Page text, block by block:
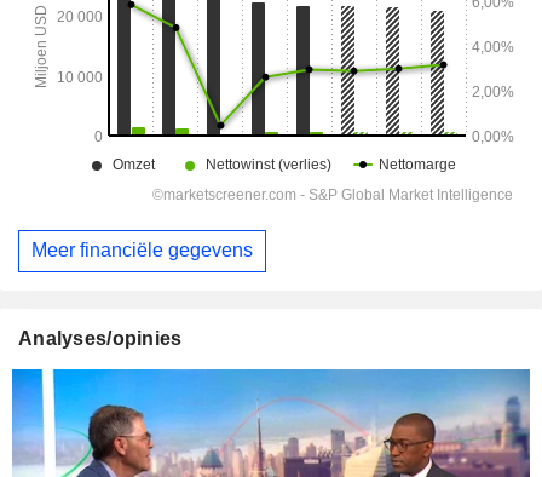
Meer financiële gegevens
Analyses/opinies